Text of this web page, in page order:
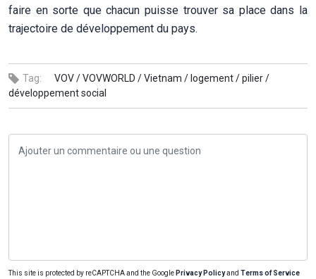
faire en sorte que chacun puisse trouver sa place dans la
trajectoire de développement du pays.
Tag: VOV /VOVWORLD /Vietnam / logement /pilier /
développement social
This site is protected by reCAPTCHA and the Google Privacy Policyand Terms of Service